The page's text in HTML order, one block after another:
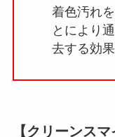
着色汚れ
とにより
去する効
【クリーンス